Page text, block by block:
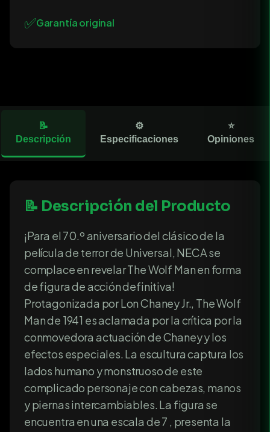
✅Garantía original
📝
Descripción
⚙️
Especificaciones
⭐
Opiniones
📝 Descripción del Producto
¡Para el 70.º aniversario del clásico de la
película de terror de Universal, NECA se
complace en revelar The Wolf Man en forma
de figura de acción definitiva!
Protagonizada por Lon Chaney Jr., The Wolf
Man de 1941 es aclamada por la crítica por la
conmovedora actuación de Chaney y los
efectos especiales. La escultura captura los
lados humano y monstruoso de este
complicado personaje con cabezas, manos
y piernas intercambiables. La figura se
encuentra en una escala de 7 , presenta la